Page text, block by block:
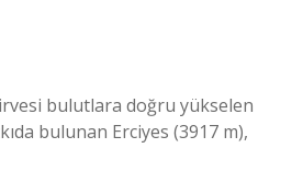
bulutlara doğru yükselen
bulunan Erciyes (3917 m),